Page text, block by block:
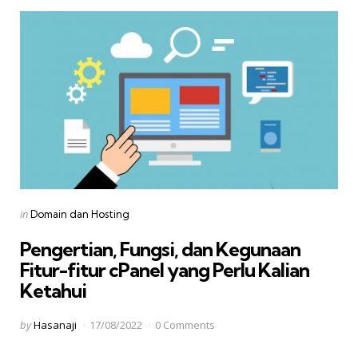
Categories
Posted
inDomain dan Hosting
Pengertian, Fungsi, dan Kegunaan
Fitur-fitur cPanel yang Perlu Kalian
Ketahui
Posted
byHasanaji 17/08/2022 0 Comments